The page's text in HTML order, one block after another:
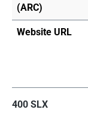
(ARC)
Website URL
400 SLX